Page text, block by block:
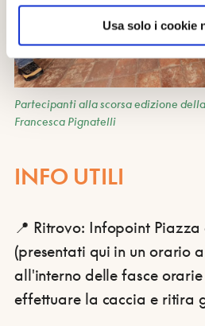
Usa solo i cookie
Partecipanti alla scorsa edizione
Francesca Pignatelli
INFO UTILI
📍 Ritrovo: Infopoint Piazza
(presentati qui in un orario
all'interno delle fasce
effettuare la caccia e ritira